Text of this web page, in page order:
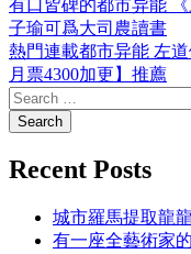
有口皆碑的都市异能
子瑜可爲大司農讀書
熱門連載都市异能 左
月票4300加更】推薦
Recent Posts
城市羅馬提取龍
有一座全藝術家